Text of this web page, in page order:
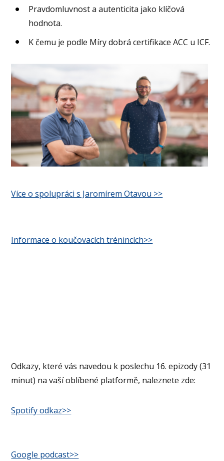
Pravdomluvnost a autenticita jako klíčová
hodnota.
K čemu je podle Míry dobrá certifikace ACC u ICF.
Více o spolupráci s Jaromírem Otavou >>
Informace o koučovacích trénincích>>
Odkazy, které vás navedou k poslechu 16. epizody (31
minut) na vaší oblíbené platformě, naleznete zde:
Spotify odkaz>>
Google podcast>>